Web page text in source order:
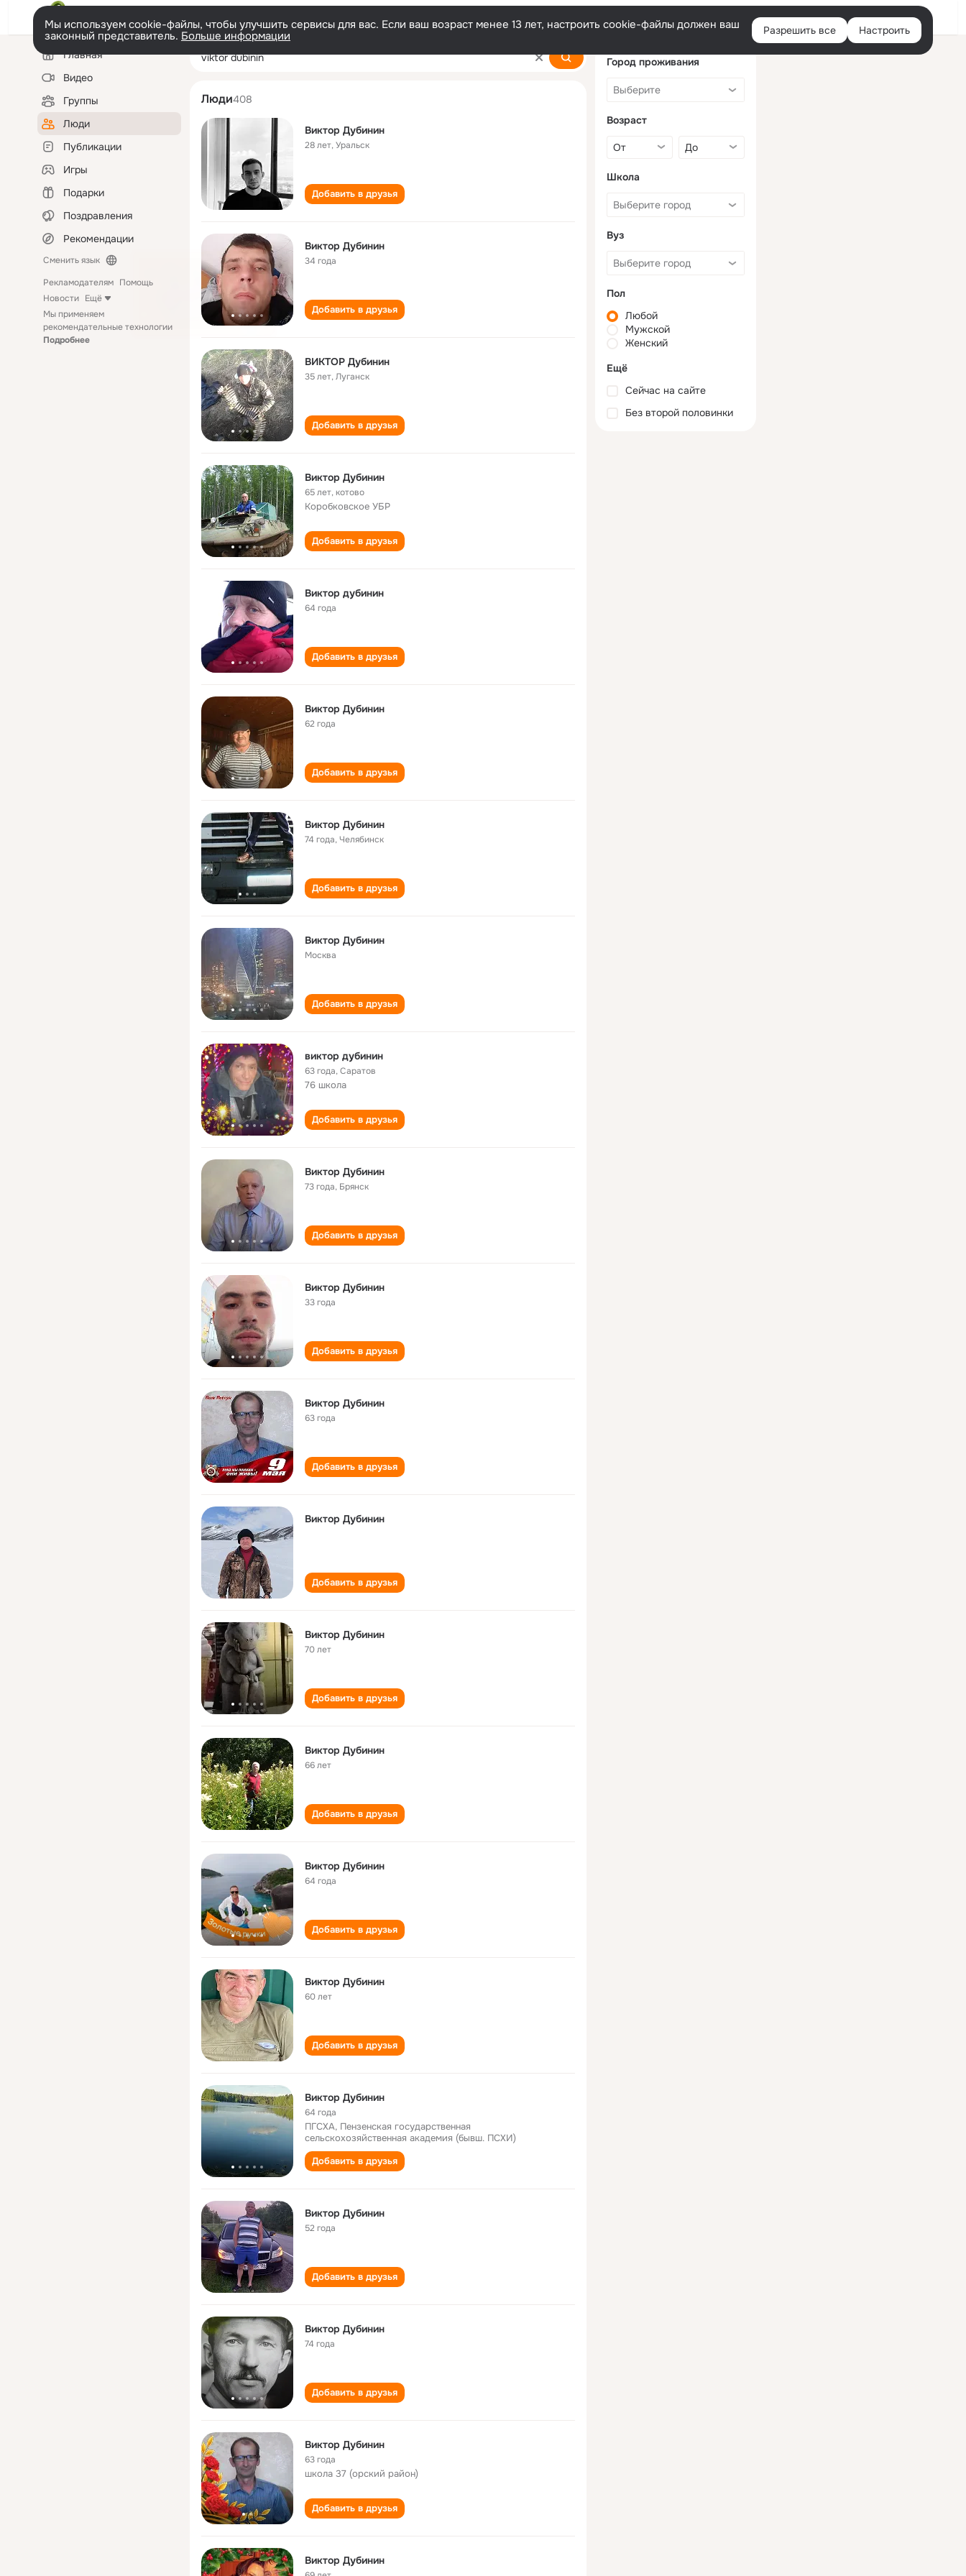
Войти
Мы используем cookie-файлы, чтобы улучшить сервисы для вас. Если ваш возраст менее 13 лет, настроить cookie-файлы должен ваш
законный представитель. Больше информации Разрешить все Настроить
Левая
колонкаГлавная
Видео
Группы
Люди
Публикации
Игры
Подарки
Поздравления
Рекомендации
Сменить язык
Рекламодателям Помощь
Новости Ещё
Мы применяем
рекомендательные технологии
Подробнее
viktor dubinin
Люди408
Виктор Дубинин
28 лет,Уральск
Добавить в друзья
Виктор Дубинин
34 года
Добавить в друзья
ВИКТОР Дубинин
35 лет,Луганск
Добавить в друзья
Виктор Дубинин
65 лет,котово
Коробковское УБР
Добавить в друзья
Виктор дубинин
64 года
Добавить в друзья
Виктор Дубинин
62 года
Добавить в друзья
Виктор Дубинин
74 года,Челябинск
Добавить в друзья
Виктор Дубинин
Москва
Добавить в друзья
виктор дубинин
63 года,Саратов
76 школа
Добавить в друзья
Виктор Дубинин
73 года, Брянск
Добавить в друзья
Виктор Дубинин
33 года
Добавить в друзья
Виктор Дубинин
63 года
Добавить в друзья
Виктор Дубинин
Добавить в друзья
Виктор Дубинин
70 лет
Добавить в друзья
Виктор Дубинин
66 лет
Добавить в друзья
Виктор Дубинин
64 года
Добавить в друзья
Виктор Дубинин
60 лет
Добавить в друзья
Виктор Дубинин
64 года
ПГСХА, Пензенская государственная
сельскохозяйственная академия (бывш. ПСХИ)
Добавить в друзья
Виктор Дубинин
52 года
Добавить в друзья
Виктор Дубинин
74 года
Добавить в друзья
Виктор Дубинин
63 года
школа 37 (орский район)
Добавить в друзья
Виктор Дубинин
Город проживания
Возраст
Школа
Вуз
Пол
Любой
Мужской
Женский
Ещё
Сейчас на сайте
Без второй половинки